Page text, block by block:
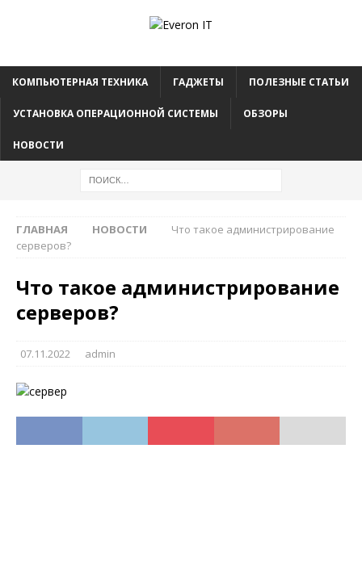
КОМПЬЮТЕРНАЯ ТЕХНИКА ГАДЖЕТЫ ПОЛЕЗНЫЕ СТАТЬИ
УСТАНОВКА ОПЕРАЦИОННОЙ СИСТЕМЫ ОБЗОРЫ
НОВОСТИ
ГЛАВНАЯ НОВОСТИ
Что такое администрирование
серверов?
Что такое администрирование
серверов?
07.11.2022 admin